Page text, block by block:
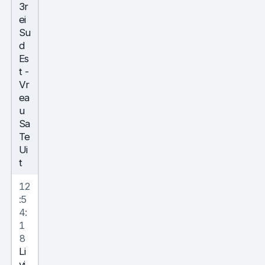
3r
ei
Su
d
Es
t-
Vr
ea
u
Sa
Te
Ui
t
12
:5
4:
1
8
Li